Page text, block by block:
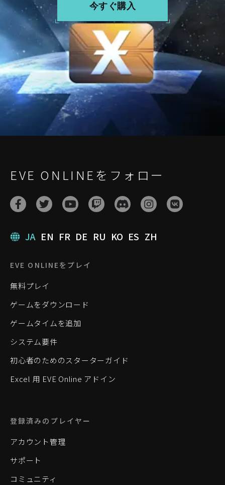
今すぐ購入
EVE ONLINEをフォロー
JA EN FR DE RU KO ES ZH
EVE ONLINEをプレイ
無料プレイ
ゲームをダウンロード
ゲームタイムを追加
システム要件
初心者のためのスターターガイド
Excel 用 EVE Online アドイン
登録済みのプレイヤー
アカウント管理
サポート
コミュニティ